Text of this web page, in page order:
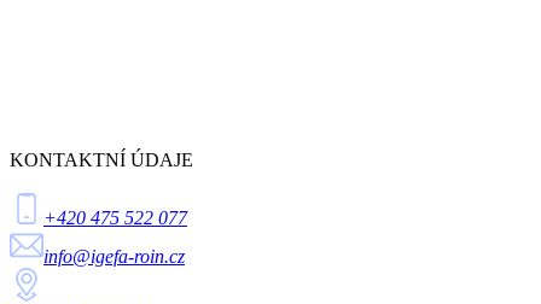
KONTAKTNÍ ÚDAJE
+420 475 522 077
info@igefa-roin.cz